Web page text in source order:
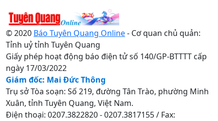
© 2020 Báo Tuyên Quang Online- Cơ quan chủ quản:
Tỉnh uỷ tỉnh Tuyên Quang
Giấy phép hoạt động báo điện tử số 140/GP-BTTTT cấp
ngày 17/03/2022
Giám đốc: Mai Đức Thông
Trụ sở Tòa soạn: Số 219, đường Tân Trào, phường Minh
Xuân, tỉnh Tuyên Quang, Việt Nam.
Điện thoại: 0207.3822820 - 0207.3817155 / Fax: